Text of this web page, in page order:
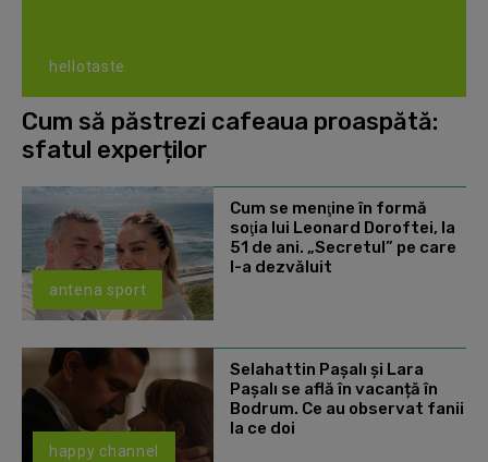
hellotaste
Cum să păstrezi cafeaua proaspătă:
sfatul experților
antena sport
Cum se menţine în formă
soţia lui Leonard Doroftei, la
51 de ani. „Secretul” pe care
l-a dezvăluit
happy channel
Selahattin Paşalı și Lara
Paşalı se află în vacanță în
Bodrum. Ce au observat fanii
la ce doi